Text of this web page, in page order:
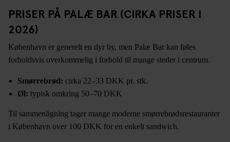
PRISER PÅ PALÆ BAR (CIRKA PRISER I
2026)
København er generelt en dyr by, men Palæ Bar kan føles
forholdsvis overkommelig i forhold til mange steder i centrum.
Smørrebrød: cirka 22–33 DKK pr. stk.
Øl: typisk omkring 50–70 DKK
Til sammenligning tager mange moderne smørrebrødsrestauranter
i København over 100 DKK for en enkelt sandwich.